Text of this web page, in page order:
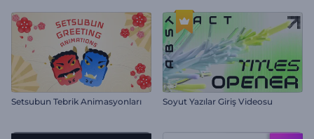
Setsubun Tebrik Animasyonları Soyut Yazılar Giriş Videosu